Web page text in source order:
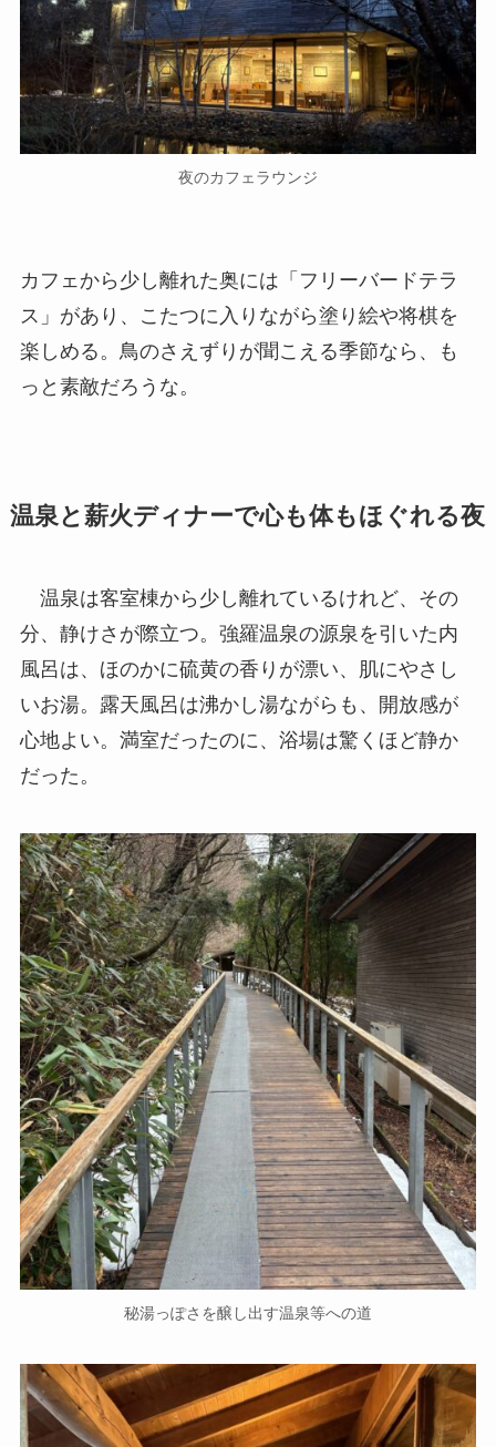
夜のカフェラウンジ
カフェから少し離れた奥には「フリーバードテラ
っと素敵だろうな。
温泉と薪火ディナーで心も体もほぐれる
温泉は客室棟から少し離れているけれど、その
風呂は、ほのかに硫黄の香りが漂い、肌にやさし
いお湯。露天風呂は沸かし湯ながらも、開放感が
心地よい。満室だったのに、浴場は驚くほど静か
だった。
秘湯っぽさを醸し出す温泉等への道